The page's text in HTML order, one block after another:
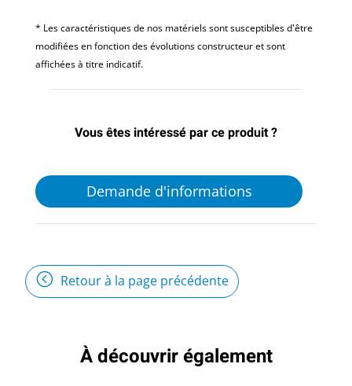
* Les caractéristiques de nos matériels sont susceptibles d'être
modifiées en fonction des évolutions constructeur et sont
affichées à titre indicatif.
Vous êtes intéressé par ce produit ?
Demande d'informations
Retour à la page précédente
À découvrir également